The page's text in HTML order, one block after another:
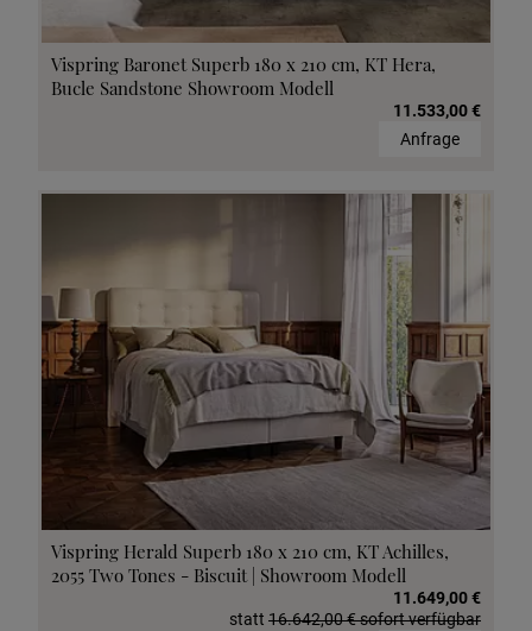
Vispring Baronet Superb 180 x 210 cm, KT Hera,
Bucle Sandstone Showroom Modell
11.533,00 €
Anfrage
Vispring Herald Superb 180 x 210 cm, KT Achilles,
2055 Two Tones - Biscuit | Showroom Modell
11.649,00 €
statt 16.642,00 € sofort verfügbar